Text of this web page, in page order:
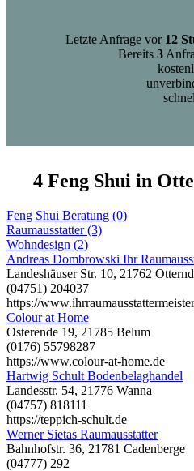
Letzte Anfrage vor 12
Bereits 3
4 Feng Shui in
Feng Shui Beratung (0)
Raumausstatter (3)
Wohndesign (2)
Andreas Dombrowski Ihr
Landeshäuser Str. 10, 21762
(04751) 204037
https://
Colour at Home
Osterende 19, 21785 Belum
(0176) 55798287
https://www.colour-at-home.de
Hartwig Schult Bodenbelaghandel
Landesstr. 54, 21776 Wanna
(04757) 818111
https://teppich-schult.de
Werner Sietas Raumausstatter
Bahnhofstr. 36, 21781 Cadenberge
(04777) 292